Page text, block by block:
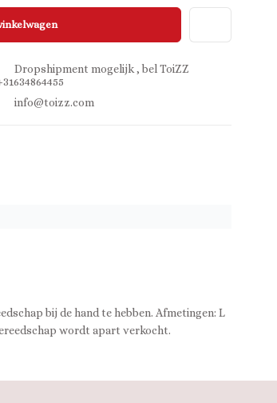
Dropshipment mogelijk , bel ToiZZ
info@toizz.com
bij de hand te hebben. Afmetingen: L
wordt apart verkocht.